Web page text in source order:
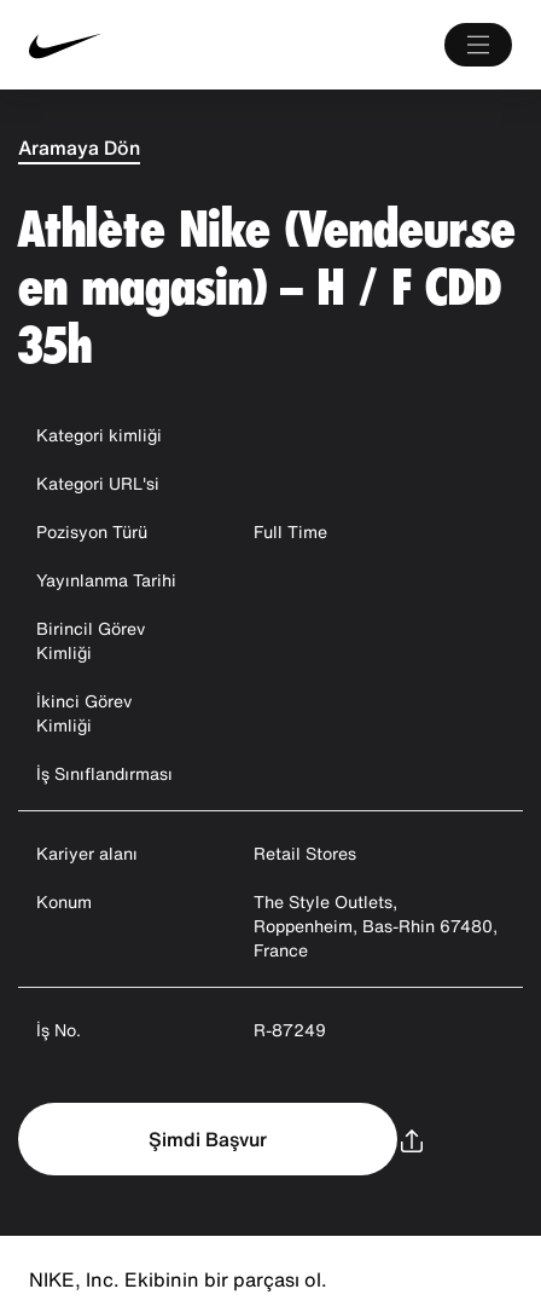
Aramaya Dön
Athlète Nike (Vendeur.se
en magasin) – H / F CDD
35h
Kategori kimliği
Kategori URL'si
Pozisyon Türü
Full Time
Yayınlanma Tarihi
Birincil Görev
Kimliği
İkinci Görev
Kimliği
İş Sınıflandırması
Kariyer alanı
Retail Stores
Konum
The Style Outlets,
Roppenheim, Bas-Rhin 67480,
France
İş No. R-87249
Şimdi Başvur
NIKE, Inc. Ekibinin bir parçası ol.